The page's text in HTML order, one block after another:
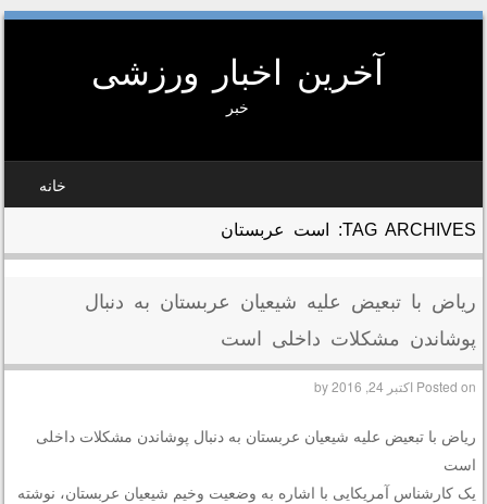
آخرین اخبار ورزشی
خبر
خانه
TAG ARCHIVES: است عربستان
ریاض با تبعیض علیه شیعیان عربستان به دنبال
پوشاندن مشکلات داخلی است
Posted onاکتبر 24, 2016 by
ریاض با تبعیض علیه شیعیان عربستان به دنبال پوشاندن مشکلات داخلی
است
یک کارشناس آمریکایی با اشاره به وضعیت وخیم شیعیان عربستان، نوشته